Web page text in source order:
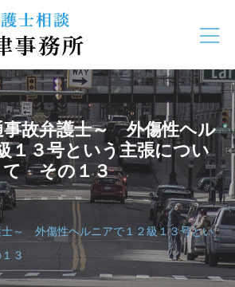
事故弁護士～ 外傷性ヘル
１３号という主張につい
て その１３
士～ 外傷性ヘルニアで１２級１３号とい
３